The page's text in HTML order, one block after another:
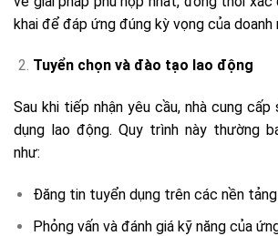
khai để đáp ứng đúng kỳ vọng của doanh
Tuyển chọn và đào tạo lao động
Sau khi tiếp nhận yêu cầu, nhà cung
dụng lao động. Quy trình này thường
như:
Đăng tin tuyển dụng trên các nền tảng
Phỏng vấn và đánh giá kỹ năng của